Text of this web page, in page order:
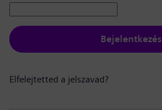
Bejelentkezés
Elfelejtetted a jelszavad?